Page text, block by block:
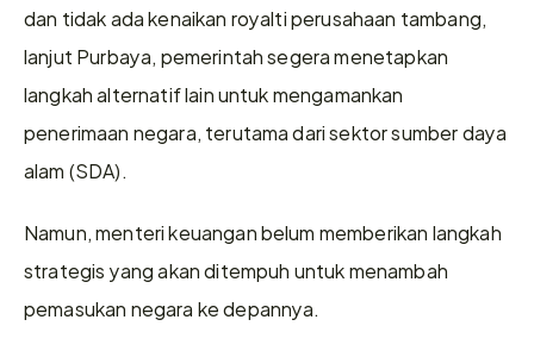
dan tidak ada kenaikan royalti perusahaan tambang,
lanjut Purbaya, pemerintah segera menetapkan
langkah alternatif lain untuk mengamankan
penerimaan negara, terutama dari sektor sumber daya
alam (SDA).
Namun, menteri keuangan belum memberikan langkah
strategis yang akan ditempuh untuk menambah
pemasukan negara ke depannya.